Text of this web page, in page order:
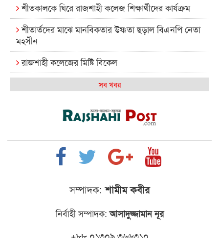
শীতকালকে ঘিরে রাজশাহী কলেজ শিক্ষার্থীদের কার্যক্রম
শীতার্তদের মাঝে মানবিকতার উষ্ণতা ছড়াল বিএনপি নেতা
মহসীন
রাজশাহী কলেজের মিষ্টি বিকেল
কেমন আছে আমাদের দেশের মধ্যবিত্তরা
রাজশাইন একাডেমির ফল প্রকাশ ও পুরস্কার বিতরণ
রাজশাহী কলেজের শিক্ষার্থী শাখাওয়াত পেলেন স্টার
এক্সিলেন্স অ্যাওয়ার্ড
বিশ্ব নদী বিবস উপলক্ষে নদী সুরক্ষায় নাওযাত্রা
ইসলামের ইতিহাস ও সংস্কৃতি বিভাগের লাইট হাউজ ক্লাবের
সব খবর
সম্পাদক: শামীম কবীর
নির্বাহী সম্পাদক:আসাদুজ্জামান নূর